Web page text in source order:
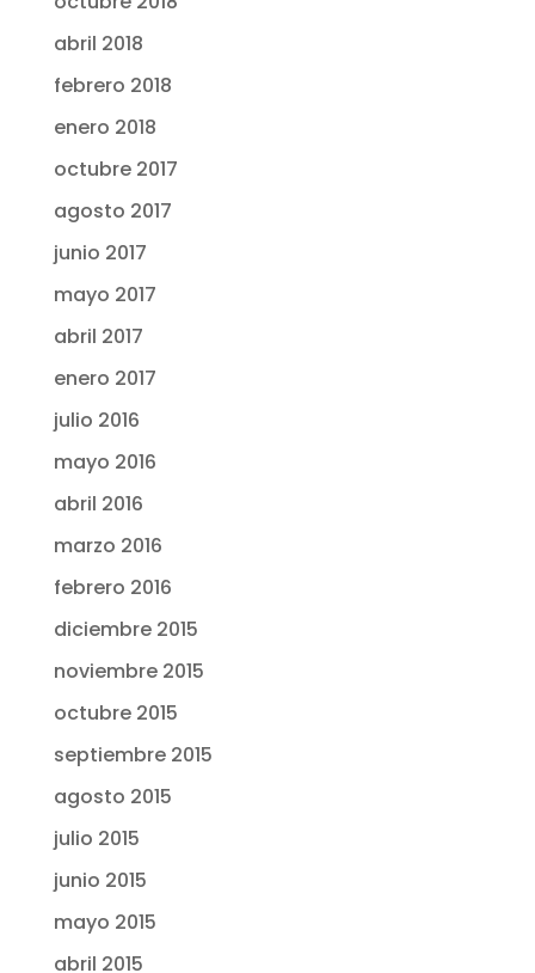
abril 2018
febrero 2018
enero 2018
octubre 2017
agosto 2017
junio 2017
mayo 2017
abril 2017
enero 2017
julio 2016
mayo 2016
abril 2016
marzo 2016
febrero 2016
diciembre 2015
noviembre 2015
octubre 2015
septiembre 2015
agosto 2015
julio 2015
junio 2015
mayo 2015
abril 2015